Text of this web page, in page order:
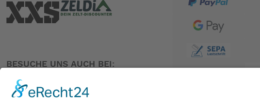
BESUCHE UNS AUCH BEI: